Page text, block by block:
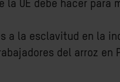
UE debe hacer para
a la esclavitud en la
del arroz en